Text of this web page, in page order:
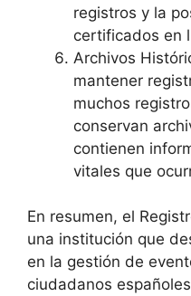
registros y la
certificados en
Archivos
mantener
muchos
conservan
contienen
vitales que
En resumen, el
una institución que
en la gestión de
ciudadanos